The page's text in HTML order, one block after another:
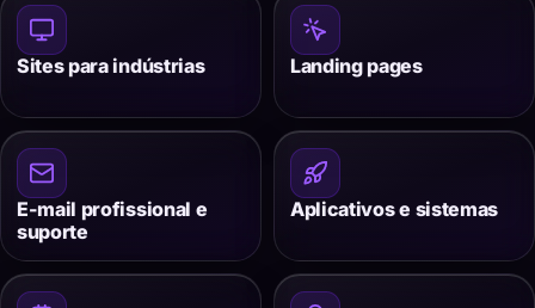
Sites para indústrias Landing pages
E-mail profissional e
suporte
Aplicativos e sistemas